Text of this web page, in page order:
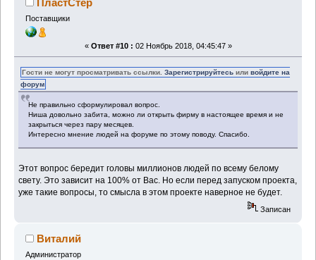
Поставщики
« Ответ #10 : 02 Ноябрь 2018, 04:45:47 »
Гости не могут просматривать ссылки.Зарегистрируйтесь иливойдите на
форум
Не правильно сформулировал вопрос.
Ниша довольно забита, можно ли открыть фирму в настоящее время и не
закрыться через пару месяцев.
Интересно мнение людей на форуме по этому поводу. Спасибо.
Этот вопрос бередит головы миллионов людей по всему белому
свету. Это зависит на 100% от Вас. Но если перед запуском проекта,
уже такие вопросы, то смысла в этом проекте наверное не будет.
Записан
Виталий
Администратор